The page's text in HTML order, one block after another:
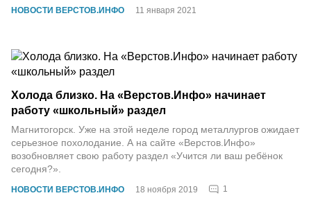
НОВОСТИ ВЕРСТОВ.ИНФО 11 января 2021
НОВОСТИ ВЕРСТОВ.ИНФО 18 ноября 2019 1
Холода близко. На «Верстов.Инфо» начинает
работу «школьный» раздел
Магнитогорск. Уже на этой неделе город металлургов ожидает
серьезное похолодание. А на сайте «Верстов.Инфо»
возобновляет свою работу раздел «Учится ли ваш ребёнок
сегодня?».